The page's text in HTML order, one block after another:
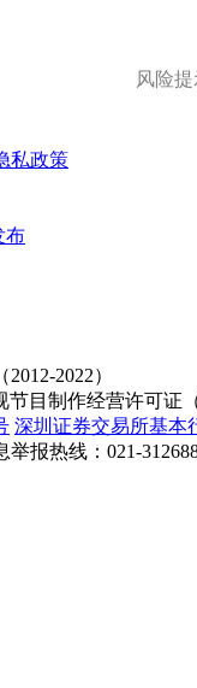
风险
私政策
布
2022）
节目制作经营许可证
深圳证券交易所基本
举报热线：021-